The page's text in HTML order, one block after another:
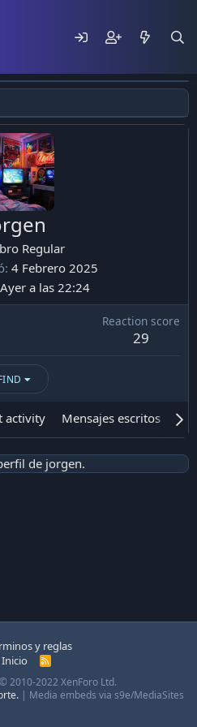
Regular
4 Febrero 2025
Ayer a las 22:24
Reaction score
29
activity Mensajes escritos
de jorgen.
y reglas
Inicio
R
S
© 2010-2022 XenForo Ltd.
| Media embeds via s9e/MediaSites